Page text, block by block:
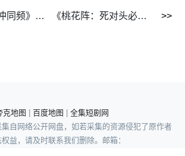
《爱意，脉冲同频》（51集）短剧免费畅享全集剧 《桃花阵：死对头必须在一起》（39集）短剧全集免费点播
克地图 百度地图
全集短剧网
自网络公开网盘，如若采集的资源侵犯了原作者
益，请及时联系我们删除。邮箱：